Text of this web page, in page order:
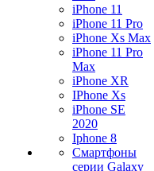
iPhone 11
iPhone 11 Pro
iPhone Xs Max
iPhone 11 Pro
Max
iPhone XR
IPhone Xs
iPhone SE
2020
Iphone 8
Смартфоны
серии Galaxy